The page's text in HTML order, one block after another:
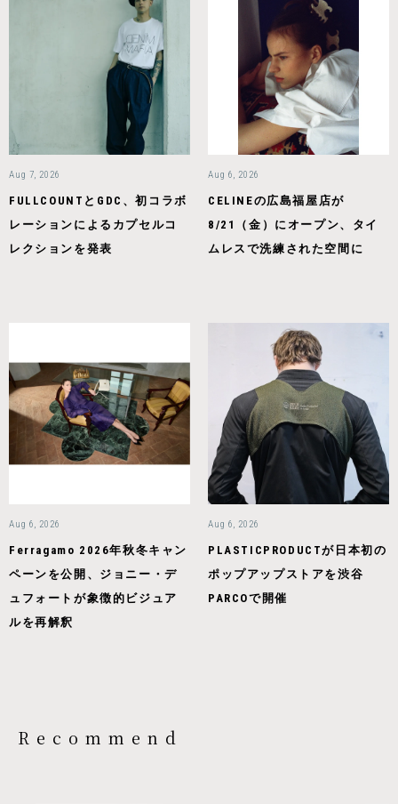
Aug 7, 2026
FULLCOUNTとGDC、初コラボ
レーションによるカプセルコ
レクションを発表
Aug 6, 2026
CELINEの広島福屋店が
8/21（金）にオープン、タイ
ムレスで洗練された空間に
Aug 6, 2026
Ferragamo 2026年秋冬キャン
ペーンを公開、ジョニー・デ
ュフォートが象徴的ビジュア
ルを再解釈
Aug 6, 2026
PLASTICPRODUCTが日本初の
ポップアップストアを渋谷
PARCOで開催
Recommend